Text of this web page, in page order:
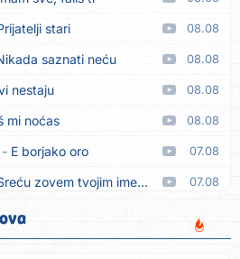
stari 08.08
saznati neću 08.08
nestaju 08.08
mi noćas 08.08
E borjako oro 07.08
zovem tvojim imenom (feat. Kristina Smetko) 07.08
Tamburaši (feat. Kristina Smetko)
Tvoja šutnja (feat. Kristina Smetko) 07.08